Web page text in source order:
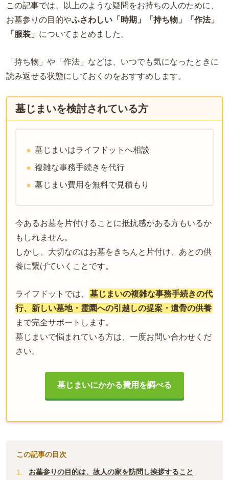
この記事では、以上のような疑問をお持ちの人のために、
お墓参りの目的やふさわしい「時期」「持ち物」「作法」
「服装」 についてまとめました。
「持ち物」や「作法」などは、いつでも気になったときに
読み返せる状態にしておくのをおすすめします。
墓じまいを検討されている方
墓じまいはライフドットへ相談
複雑な事務手続きを代行
墓じまい費用を無料で見積もり
今あるお墓を片付けることに抵抗感がある方もいるか
もしれません。
しかし、大切なのはお墓をきちんと片付け、あとの供
養に繋げていくことです。
ライフドットでは、
墓じまいの複雑な事務手続きの代
行、新しい墓地・霊園への引越しの提案・遺骨の供養
まで完全サポートします。
墓じまいで悩まれている方は、一度お問い合わせくだ
さい。
墓じまいにかかる費用を調べる
この記事の目次
お墓参りの目的は、故人の家を訪問し挨拶すること